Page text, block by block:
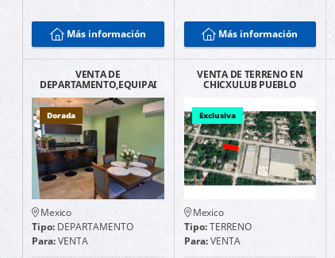
Más información Más información
VENTA DE
DEPARTAMENTO,EQUIPADO
EN EL NORTE DE
YUCATÁN, 2 RECAMARAS.
Dorada
Mexico
Tipo:DEPARTAMENTO
Para:VENTA
VENTA DE TERRENO EN
CHICXULUB PUEBLO
YUCATAN
Exclusiva
Mexico
Tipo:TERRENO
Para:VENTA